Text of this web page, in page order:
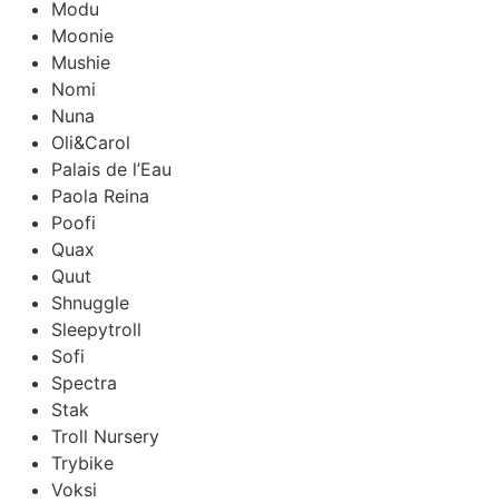
Modu
Moonie
Mushie
Nomi
Nuna
Oli&Carol
Palais de l’Eau
Paola Reina
Poofi
Quax
Quut
Shnuggle
Sleepytroll
Sofi
Spectra
Stak
Troll Nursery
Trybike
Voksi